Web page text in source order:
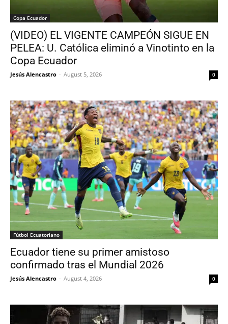
Copa Ecuador
(VIDEO) EL VIGENTE CAMPEÓN SIGUE EN
PELEA: U. Católica eliminó a Vinotinto en la
Copa Ecuador
Jesús Alencastro - August 5, 2026 0
Fútbol Ecuatoriano
Ecuador tiene su primer amistoso
confirmado tras el Mundial 2026
Jesús Alencastro - August 4, 2026 0